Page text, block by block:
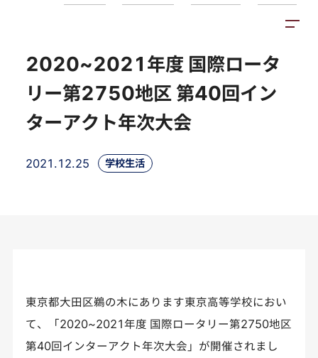
2020~2021年度 国際ロータ
リー第2750地区 第40回イン
ターアクト年次大会
2021.12.25 学校生活
東京都大田区鵜の木にあります東京高等学校におい
て、「2020~2021年度 国際ロータリー第2750地区
第40回インターアクト年次大会」が開催されまし